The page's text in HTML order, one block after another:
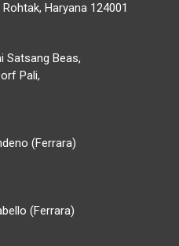
Haryana 124001
Satsang Beas,
Pali,
(Ferrara)
(Ferrara)